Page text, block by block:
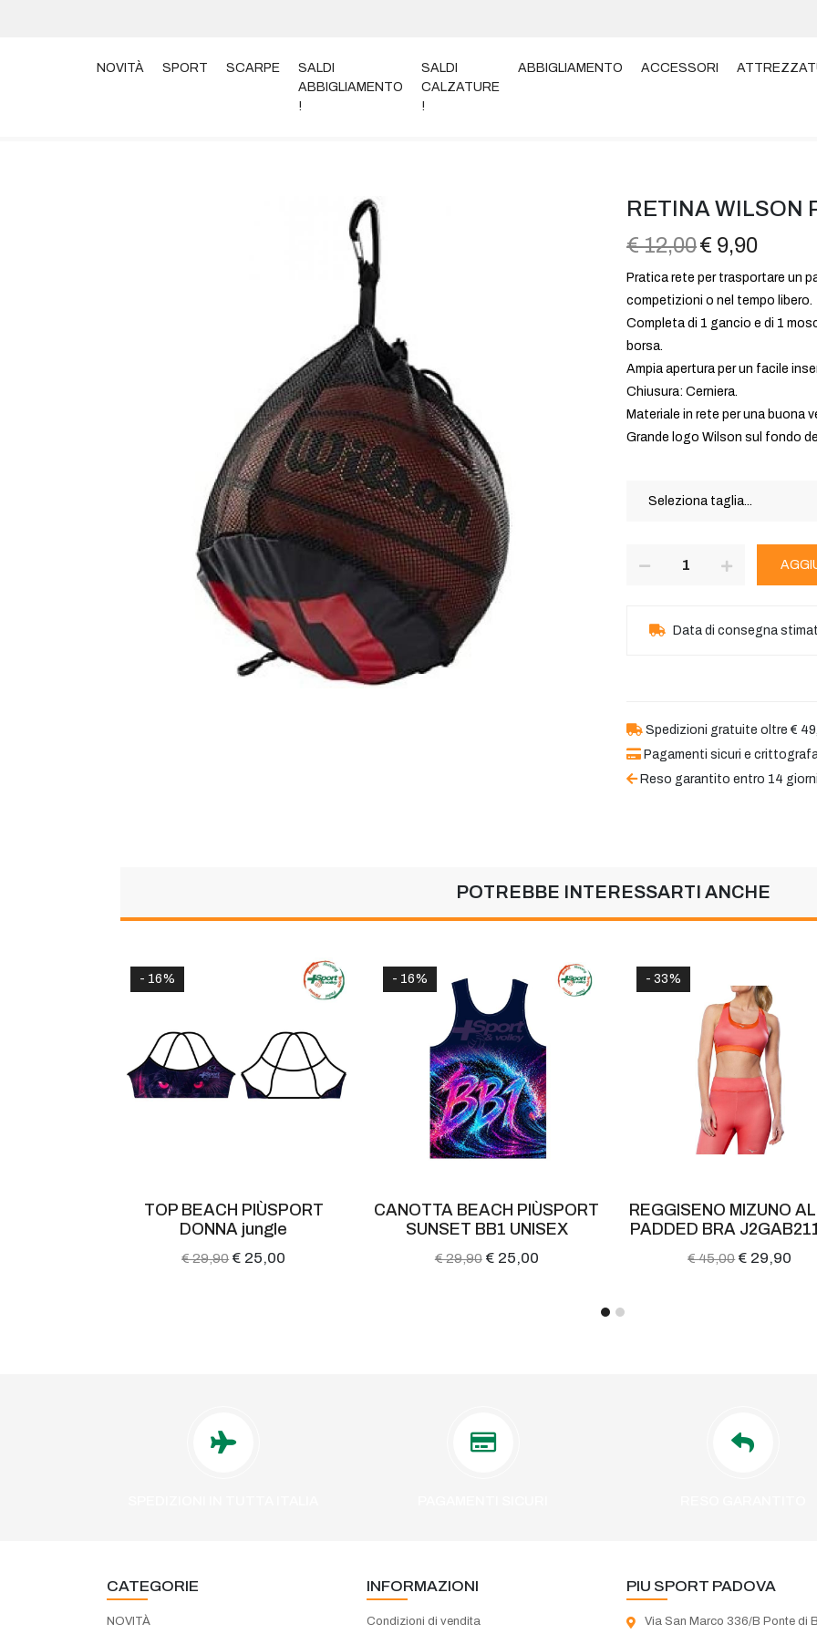
NOVITÀ SPORT SCARPE
SALDI
ABBIGLIAMENTO
!
SALDI
CALZATURE
!
ABBIGLIAMENTO ACCESSORI
RETINA WILSON
€ 12,00€ 9,90
Pratica rete per trasportare un
competizioni o nel tempo libero.
Completa di 1 gancio e di 1
borsa.
Ampia apertura per un facile
Chiusura: Cerniera.
Materiale in rete per una buona
Grande logo Wilson sul fondo
Data di consegna
Spedizioni gratuite oltre €
Pagamenti sicuri e
Reso garantito entro 14 giorni
POTREBBE INTERESSARTI ANCHE
- 16%
TOP BEACH PIÙSPORT
DONNA jungle
€ 29,90 € 25,00
- 16%
CANOTTA BEACH PIÙSPORT
SUNSET BB1 UNISEX
€ 29,90 € 25,00
- 33%
REGGISENO MIZUNO
PADDED BRA
€ 45,00 € 29,90
CATEGORIE
NOVITÀ
INFORMAZIONI
Condizioni di vendita
PIU SPORT PADOVA
Via San Marco 336/B Ponte di